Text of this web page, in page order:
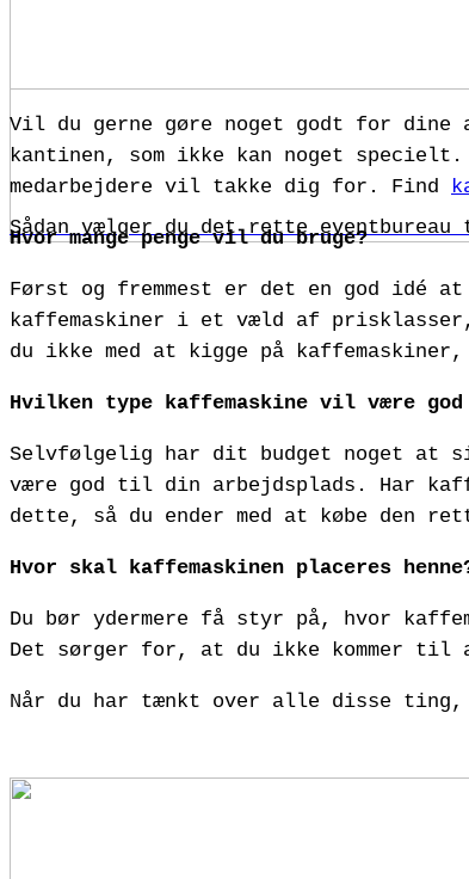
Sådan vælger du det rette
Vil du gerne gøre noget godt for dine
kantinen, som ikke kan noget
medarbejdere vil takke dig for. Find
Hvor mange penge vil du bruge?
Først og fremmest er det en god idé
kaffemaskiner i et væld af
du ikke med at kigge på
Hvilken type kaffemaskine vil være
Selvfølgelig har dit budget noget at
være god til din arbejdsplads. Har
dette, så du ender med at købe den
Hvor skal kaffemaskinen placeres
Du bør ydermere få styr på, hvor
Det sørger for, at du ikke kommer
Når du har tænkt over alle disse